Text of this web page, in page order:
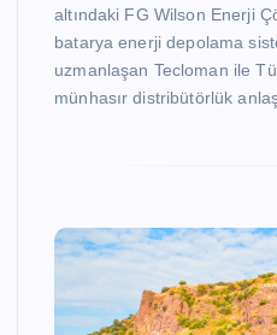
altındaki FG Wilson Enerji
batarya enerji depolama
uzmanlaşan Tecloman ile
münhasır distribütörlük